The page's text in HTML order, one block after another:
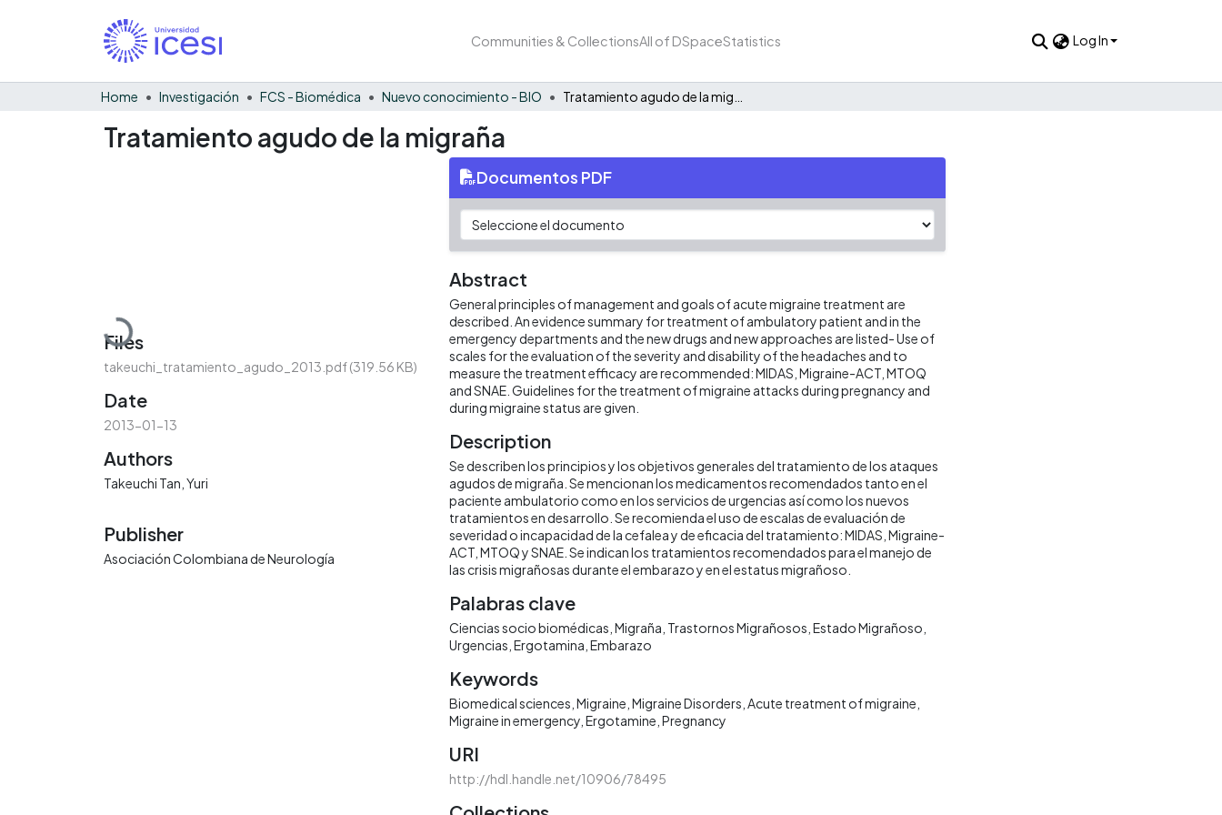
Communities & CollectionsAll of DSpaceStatistics Log In
Home Investigación FCS - Biomédica Nuevo conocimiento - BIO
Tratamiento agudo de la migraña
Loading...
Files
takeuchi_tratamiento_agudo_2013.pdf(319.56 KB)
Date
2013-01-13
Authors
Takeuchi Tan, Yuri
Publisher
Asociación Colombiana de Neurología
Documentos PDF
Abstract
General principles of management and goals of acute migraine treatment are
described. An evidence summary for treatment of ambulatory patient and in the
emergency departments and the new drugs and new approaches are listed- Use of
scales for the evaluation of the severity and disability of the headaches and to
measure the treatment efficacy are recommended: MIDAS, Migraine-ACT, MTOQ
and SNAE. Guidelines for the treatment of migraine attacks during pregnancy and
during migraine status are given.
Description
Se describen los principios y los objetivos generales del tratamiento de los ataques
agudos de migraña. Se mencionan los medicamentos recomendados tanto en el
paciente ambulatorio como en los servicios de urgencias así como los nuevos
tratamientos en desarrollo. Se recomienda el uso de escalas de evaluación de
severidad o incapacidad de la cefalea y de eficacia del tratamiento: MIDAS, Migraine-
ACT, MTOQ y SNAE. Se indican los tratamientos recomendados para el manejo de
las crisis migrañosas durante el embarazo y en el estatus migrañoso.
Palabras clave
Ciencias socio biomédicas Migraña Trastornos Migrañosos Estado Migrañoso
Urgencias Ergotamina Embarazo
Keywords
Biomedical sciences Migraine Migraine Disorders Acute treatment of migraine
Migraine in emergency Ergotamine Pregnancy
URI
http://hdl.handle.net/10906/78495